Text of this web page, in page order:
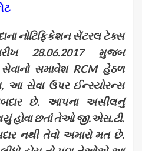
નોટિફિકેશન સેંટરલ ટેક્સ
28.06.2017મુજબ
સમાવેશ RCMહેઠળ
, આ સેવા ઉપર ઈન્સ્યોરન્સ
છે. આપના અસીલનું
હોવા છતાં તેઓ જી.એસ.ટી.
નથી તેવો અમારો મત છે.